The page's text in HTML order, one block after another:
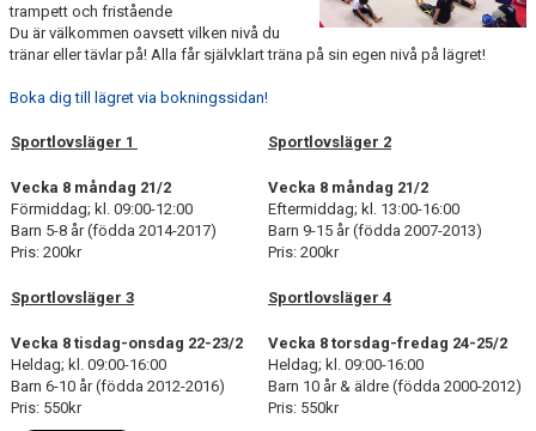
trampett och fristående
Du är välkommen oavsett vilken nivå du
tränar eller tävlar på! Alla får självklart träna på sin egen nivå på lägret!
Boka dig till lägret via bokningssidan!
Sportlovsläger 1 Sportlovsläger 2
Vecka 8 måndag 21/2
Förmiddag; kl. 09:00-12:00
Barn 5-8 år (födda 2014-2017)
Pris: 200kr
Vecka 8 måndag 21/2
Eftermiddag; kl. 13:00-16:00
Barn 9-15 år (födda 2007-2013)
Pris: 200kr
Sportlovsläger 3 Sportlovsläger 4
Vecka 8 tisdag-onsdag 22-23/2
Heldag; kl. 09:00-16:00
Barn 6-10 år (födda 2012-2016)
Pris: 550kr
Vecka 8 torsdag-fredag 24-25/2
Heldag; kl. 09:00-16:00
Barn 10 år & äldre (födda 2000-2012)
Pris: 550kr